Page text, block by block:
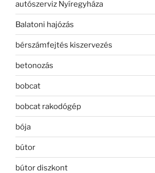
autószerviz Nyíregyháza
Balatoni hajózás
bérszámfejtés kiszervezés
betonozás
bobcat
bobcat rakodógép
bója
bútor
bútor diszkont